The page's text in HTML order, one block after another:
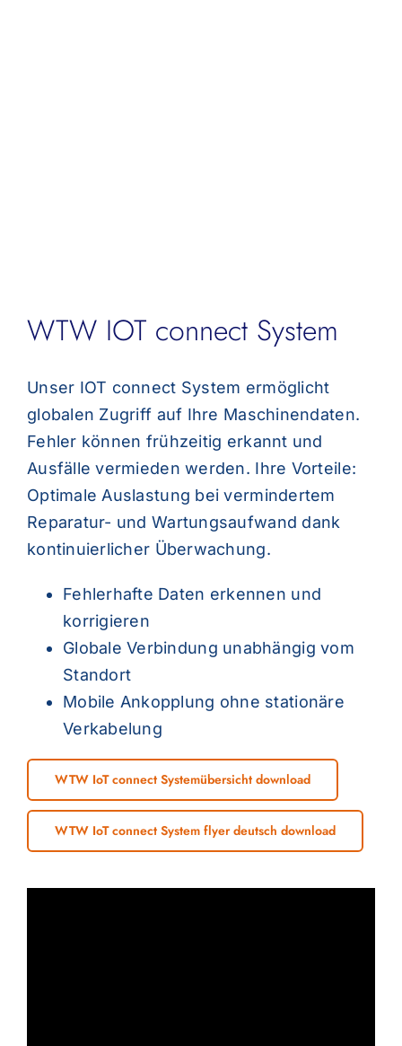
WTW IOT connect System
Unser IOT connect System ermöglicht
globalen Zugriff auf Ihre Maschinendaten.
Fehler können frühzeitig erkannt und
Ausfälle vermieden werden. Ihre Vorteile:
Optimale Auslastung bei vermindertem
Reparatur- und Wartungsaufwand dank
kontinuierlicher Überwachung.
Fehlerhafte Daten erkennen und
korrigieren
Globale Verbindung unabhängig vom
Standort
Mobile Ankopplung ohne stationäre
Verkabelung
WTW IoT connect Systemübersicht download
WTW IoT connect System flyer deutsch download